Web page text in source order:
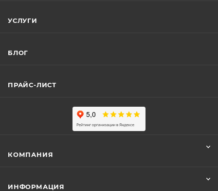
УСЛУГИ
БЛОГ
ПРАЙС-ЛИСТ
КОМПАНИЯ
ИНФОРМАЦИЯ